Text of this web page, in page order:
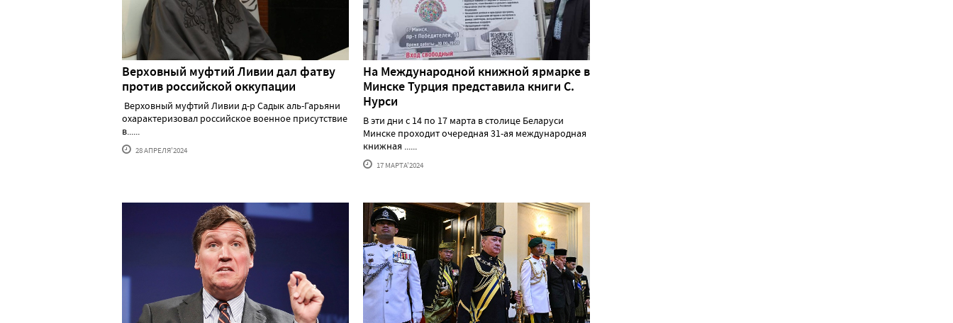
Верховный муфтий Ливии дал фатву
против российской оккупации
Верховный муфтий Ливии д-р Садык аль-Гарьяни
охарактеризовал российское военное присутствие
в......
28 АПРЕЛЯ'2024
На Международной книжной ярмарке в
Минске Турция представила книги С.
Нурси
В эти дни с 14 по 17 марта в столице Беларуси
Минске проходит очередная 31-ая международная
книжная ......
17 МАРТА'2024